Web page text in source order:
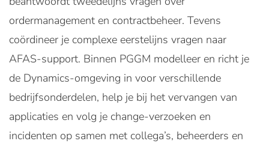
ordermanagement en contractbeheer. Tevens
coördineer je complexe eerstelijns vragen naar
AFAS-support. Binnen PGGM modelleer en richt je
de Dynamics-omgeving in voor verschillende
bedrijfsonderdelen, help je bij het vervangen van
applicaties en volg je change-verzoeken en
incidenten op samen met collega’s, beheerders en